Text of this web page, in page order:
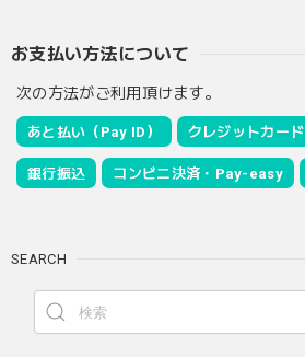
お支払い方法について
次の方法がご利用頂けます。
あと払い（Pay ID） クレジットカード
銀行振込 コンビニ決済・Pay-easy
SEARCH